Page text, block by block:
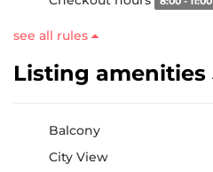
see all rules
Listing amenities
Balcony
City View